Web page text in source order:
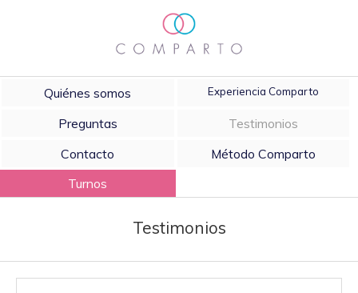
Quiénes somos Experiencia Comparto
Preguntas
Testimonios
Contacto
Método Comparto
Turnos
Testimonios